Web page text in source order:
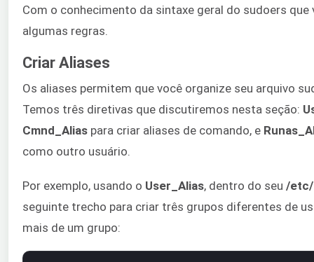
Com o conhecimento da sintaxe geral do sudoers
algumas regras.
Criar Aliases
Os aliases permitem que você organize seu arquivo
Temos três diretivas que discutiremos nesta seção:
Cmnd_Alias para criar aliases de comando, e
como outro usuário.
Por exemplo, usando o User_Alias, dentro do seu /etc/
seguinte trecho para criar três grupos diferentes de
mais de um grupo: